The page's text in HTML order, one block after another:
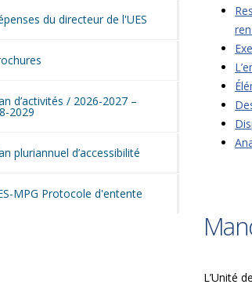
du directeur de l'UES
d’activités / 2026-2027 –
2029
pluriannuel d’accessibilité
MPG Protocole d'entente
L’Unité